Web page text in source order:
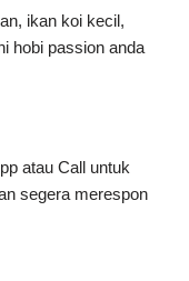
ikan koi kecil,
hobi passion anda
atau Call untuk
segera merespon